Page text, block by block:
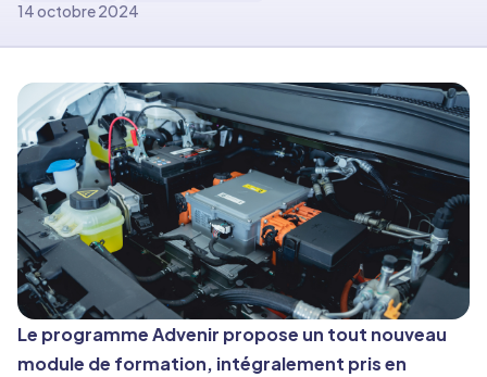
14 octobre 2024
Le programme Advenir propose un tout nouveau
module de formation, intégralement pris en